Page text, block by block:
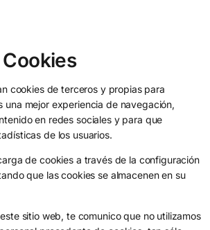
cookies de terceros y propias para
una mejor experiencia de navegación,
en redes sociales y para que
de los usuarios.
de cookies a través de la configuración
que las cookies se almacenen en su
sitio web, te comunico que no utilizamos